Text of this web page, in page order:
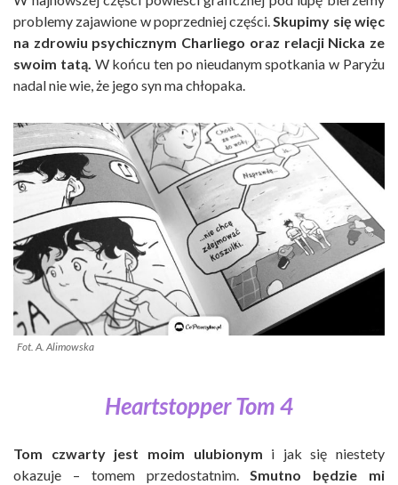
problemy zajawione w poprzedniej części.Skupimy się więc
na zdrowiu psychicznym Charliego oraz relacji Nicka ze
swoim tatą. W końcu ten po nieudanym spotkania w Paryżu
nadal nie wie, że jego syn ma chłopaka.
Fot. A. Alimowska
Heartstopper Tom 4
Tom czwarty jest moim ulubionym i jak się niestety
okazuje – tomem przedostatnim.Smutno będzie mi